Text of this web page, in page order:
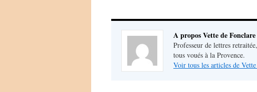
A propos Vette de Fonclare
Professeur de lettres
tous voués à la Provence.
Voir tous les articles de